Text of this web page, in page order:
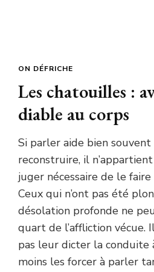
ON DÉFRICHE
Les chatouilles :
diable au corps
Si parler aide bien
reconstruire, il
juger nécessaire de le
Ceux qui n’ont pas été
désolation profonde ne
quart de l’affliction vécue.
pas leur dicter la conduite
moins les forcer à parler